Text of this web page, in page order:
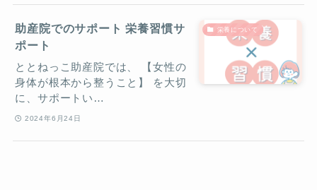
栄養について
助産院でのサポート 栄養習慣サ
ポート
ととねっこ助産院では、 【女性の
身体が根本から整うこと】 を大切
に、サポートい…
2024年6月24日